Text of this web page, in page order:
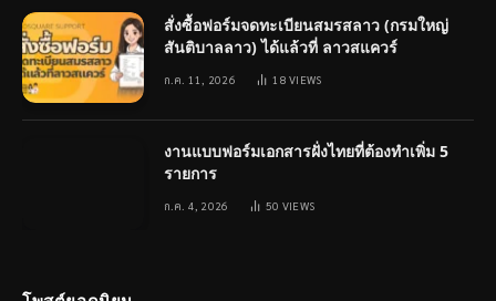
สั่งซื้อฟอร์มจดทะเบียนสมรสลาว (กรมใหญ่
สันติบาลลาว) ได้แล้วที่ ลาวสแควร์
ก.ค. 11, 2026 18VIEWS
งานแบบฟอร์มเอกสารฝั่งไทยที่ต้องทำเพิ่ม 5
รายการ
ก.ค. 4, 2026 50 VIEWS